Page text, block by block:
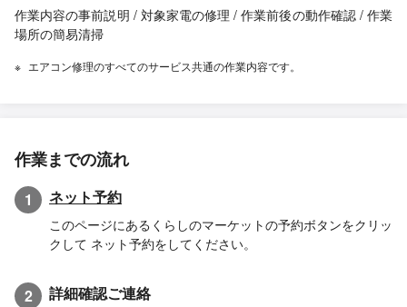
作業内容の事前説明 / 対象家電の修理 / 作業前後の動作確認 / 作業
場所の簡易清掃
エアコン修理のすべてのサービス共通の作業内容です。
作業までの流れ
1 ネット予約
このページにあるくらしのマーケットの予約ボタンをクリッ
クして ネット予約をしてください。
2 詳細確認ご連絡